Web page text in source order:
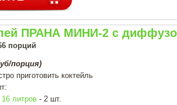
ПРАНА МИНИ-2 с
порций
порция)
приготовить коктейль
литров - 2 шт.